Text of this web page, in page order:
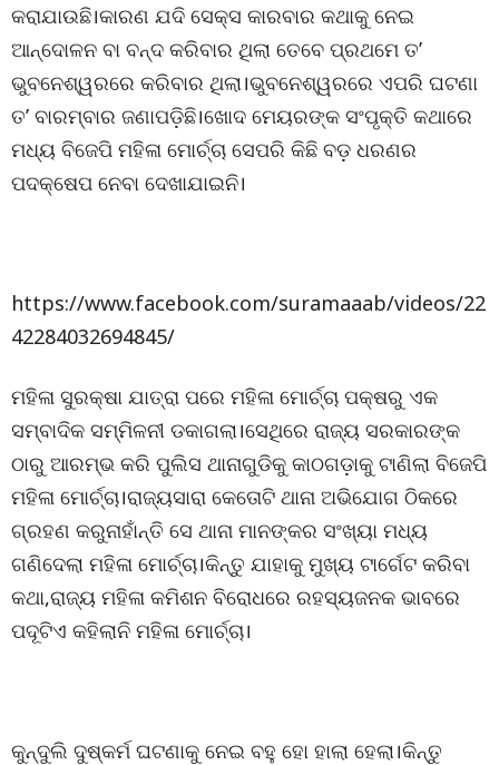
କରାଯାଉଛି।କାରଣ ଯଦି ସେକ୍ସ କାରବାର କଥାକୁ ନେଇ
ଆନ୍ଦୋଳନ ବା ବନ୍ଦ କରିବାର ଥିଲା ତେବେ ପ୍ରଥମେ ତ’
ଭୁବନେଶ୍ୱରରେ କରିବାର ଥିଲା।ଭୁବନେଶ୍ୱରରେ ଏପରି ଘଟଣା
ତ’ ବାରମ୍ବାର ଜଣାପଡ଼ିଛି।ଖୋଦ ମେୟରଙ୍କ ସଂପୃକ୍ତି କଥାରେ
ମଧ୍ୟ ବିଜେପି ମହିଳା ମୋର୍ଚ୍ଚା ସେପରି କିଛି ବଡ଼ ଧରଣର
ପଦକ୍ଷେପ ନେବା ଦେଖାଯାଇନି।
https://www.facebook.com/suramaaab/videos/22
42284032694845/
ମହିଳା ସୁରକ୍ଷା ଯାତ୍ରା ପରେ ମହିଳା ମୋର୍ଚ୍ଚା ପକ୍ଷରୁ ଏକ
ସମ୍ବାଦିକ ସମ୍ମିଳନୀ ଡକାଗଲା।ସେଥିରେ ରାଜ୍ୟ ସରକାରଙ୍କ
ଠାରୁ ଆରମ୍ଭ କରି ପୁଲିସ ଥାନାଗୁଡିକୁ କାଠଗଡ଼ାକୁ ଟାଣିଲା ବିଜେପି
ମହିଳା ମୋର୍ଚ୍ଚା।ରାଜ୍ୟସାରା କେତୋଟି ଥାନା ଅଭିଯୋଗ ଠିକରେ
ଗ୍ରହଣ କରୁନାହାଁନ୍ତି ସେ ଥାନା ମାନଙ୍କର ସଂଖ୍ୟା ମଧ୍ୟ
ଗଣିଦେଲା ମହିଳା ମୋର୍ଚ୍ଚା।କିନ୍ତୁ ଯାହାକୁ ମୁଖ୍ୟ ଟାର୍ଗେଟ କରିବା
କଥା,ରାଜ୍ୟ ମହିଳା କମିଶନ ବିରୋଧରେ ରହସ୍ୟଜନକ ଭାବରେ
ପଦୂଟିଏ କହିଲାନି ମହିଳା ମୋର୍ଚ୍ଚା।
କୁନ୍ଦୁଲି ଦୁଷ୍କର୍ମ ଘଟଣାକୁ ନେଇ ବହୁ ହୋ ହାଲା ହେଲା।କିନ୍ତୁ